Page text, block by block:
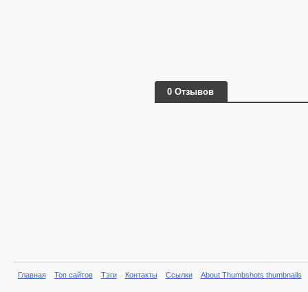
0 Отзывов
Главная Топ сайтов Тэги Контакты Ссылки About Thumbshots thumbnails